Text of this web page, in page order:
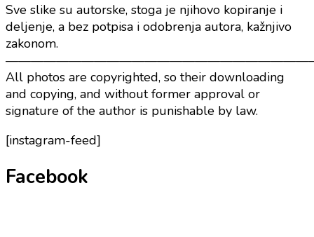
Sve slike su autorske, stoga je njihovo kopiranje i
deljenje, a bez potpisa i odobrenja autora, kažnjivo
zakonom.
All photos are copyrighted, so their downloading
and copying, and without former approval or
signature of the author is punishable by law.
[instagram-feed]
Facebook